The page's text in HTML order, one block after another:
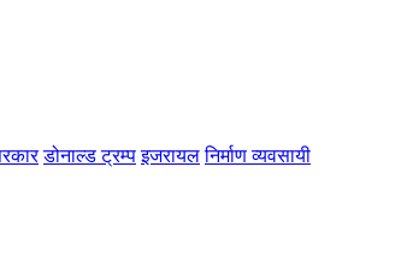
डोनाल्ड ट्रम्प इजरायल निर्माण व्यवसायी